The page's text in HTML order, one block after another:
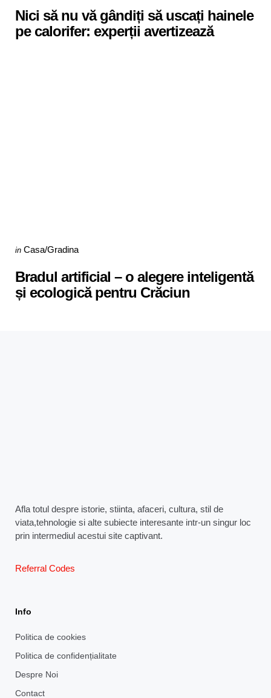
Nici să nu vă gândiți să uscați hainele
pe calorifer: experții avertizează
Categories
Posted
in Casa/Gradina
Bradul artificial – o alegere inteligentă
și ecologică pentru Crăciun
Afla totul despre istorie, stiinta, afaceri, cultura, stil de
viata,tehnologie si alte subiecte interesante intr-un singur loc
prin intermediul acestui site captivant.
Referral Codes
Info
Politica de cookies
Politica de confidențialitate
Despre Noi
Contact